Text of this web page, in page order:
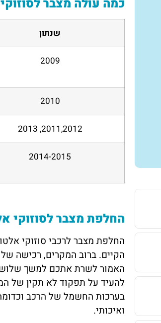
כמה עולה מצבר
שנתון
2009
2010
2011,2012, 2013
2014-2015
החלפת מצבר לסוזוקי
החלפת מצבר לרכבי סוזוקי
הקיים. ברוב המקרים, רכישה
האמור לשרת אתכם למשך שלוש
להעיד על תפקוד לא תקין של
בערכות החשמל של הרכב
ואיכותי.